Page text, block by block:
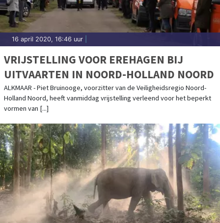
16 april 2020, 16:46 uur
VRIJSTELLING VOOR EREHAGEN BIJ
UITVAARTEN IN NOORD-HOLLAND NOORD
ALKMAAR - Piet Bruinooge, voorzitter van de Veiligheidsregio Noord-
Holland Noord, heeft vanmiddag vrijstelling verleend voor het beperkt
vormen van [...]